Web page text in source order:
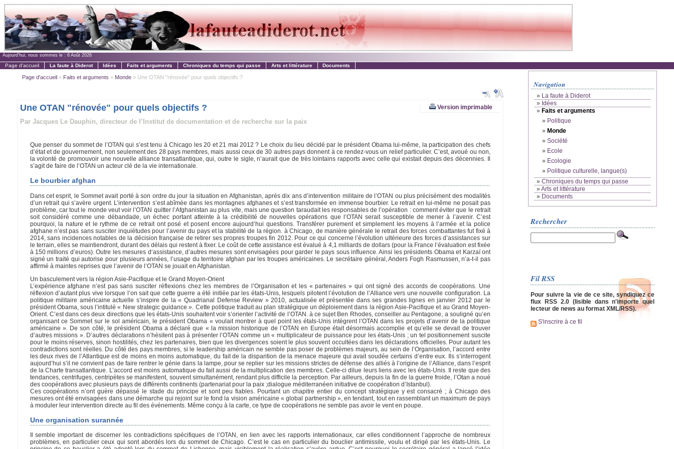
Aujourd'hui, nous sommes le : 6 Août 2026
Page d'accueil La faute à Diderot Idées Faits et arguments Chroniques du temps qui passe Arts et littérature Documents
Page d'accueil» Faits et arguments » Monde» Une OTAN "rénovée" pour quels objectifs ?
Version imprimable
Une OTAN "rénovée" pour quels objectifs ?
Par Jacques Le Dauphin, directeur de l’Institut de documentation et de recherche sur la paix
Que penser du sommet de l’OTAN qui s’est tenu à Chicago les 20 et 21 mai 2012 ? Le choix du lieu décidé par le président Obama lui-même, la participation des chefs
d’état et de gouvernement, non seulement des 28 pays membres, mais aussi ceux de 30 autres pays donnent à ce rendez-vous un relief particulier. C’est, avoué ou non,
la volonté de promouvoir une nouvelle alliance transatlantique, qui, outre le sigle, n’aurait que de très lointains rapports avec celle qui existait depuis des décennies. Il
s’agit de faire de l’OTAN un acteur clé de la vie internationale.
Le bourbier afghan
Dans cet esprit, le Sommet avait porté à son ordre du jour la situation en Afghanistan, après dix ans d’intervention militaire de l’OTAN ou plus précisément des modalités
d’un retrait qui s’avère urgent. L’intervention s’est abîmée dans les montagnes afghanes et s’est transformée en immense bourbier. Le retrait en lui-même ne posait pas
problème, car tout le monde veut voir l’OTAN quitter l’Afghanistan au plus vite, mais une question taraudait les responsables de l’opération : comment éviter que le retrait
soit considéré comme une débandade, un échec portant atteinte à la crédibilité de nouvelles opérations que l’OTAN serait susceptible de mener à l’avenir. C’est
pourquoi, la nature et le rythme de ce retrait ont posé et posent encore aujourd’hui questions. Transférer purement et simplement les moyens à l’armée et la police
afghane n’est pas sans susciter inquiétudes pour l’avenir du pays et la stabilité de la région. à Chicago, de manière générale le retrait des forces combattantes fut fixé à
2014, sans incidences notables de la décision française de retirer ses propres troupes fin 2012. Pour ce qui concerne l’évolution ultérieure des forces d’assistances sur
le terrain, elles se maintiendront, durant des délais qui restent à fixer. Le coût de cette assistance est évalué à 4,1 milliards de dollars (pour la France l’évaluation est fixée
à 150 millions d’euros). Outre les mesures d‘assistance, d’autres mesures sont envisagées pour garder le pays sous influence. Ainsi les présidents Obama et Karzaï ont
signé un traité qui autorise pour plusieurs années, l’usage du territoire afghan par les troupes américaines. Le secrétaire général, Anders Fogh Rasmussen, n’a-t-il pas
affirmé à maintes reprises que l’avenir de l’OTAN se jouait en Afghanistan.
Un basculement vers la région Asie-Pacifique et le Grand Moyen-Orient
L’expérience afghane n’est pas sans susciter réflexions chez les membres de l’Organisation et les « partenaires » qui ont signé des accords de coopérations. Une
réflexion d’autant plus vive lorsque l’on sait que cette guerre a été initiée par les états-Unis, lesquels pilotent l’évolution de l’Alliance vers une nouvelle configuration. La
politique militaire américaine actuelle s’inspire de la « Quadrianal Defense Review » 2010, actualisée et présentée dans ses grandes lignes en janvier 2012 par le
président Obama, sous l’intitulé « New strategic guidance ». Cette politique traduit au plan stratégique un déploiement dans la région Asie-Pacifique et au Grand Moyen-
Orient. C’est dans ces deux directions que les états-Unis souhaitent voir s’orienter l’activité de l’OTAN. à ce sujet Ben Rhodes, conseiller au Pentagone, a souligné qu’en
organisant ce Sommet sur le sol américain, le président Obama « voulait montrer à quel point les états-Unis intègrent l’OTAN dans les projets d’avenir de la politique
américaine ». De son côté, le président Obama a déclaré que « la mission historique de l’OTAN en Europe était désormais accomplie et qu’elle se devait de trouver
d’autres missions ». D’autres déclarations n’hésitent pas à présenter l’OTAN comme un « multiplicateur de puissance pour les états-Unis ; un tel positionnement suscite
pour le moins réserves, sinon hostilités, chez les partenaires, bien que les divergences soient le plus souvent occultées dans les déclarations officielles. Pour autant les
contradictions sont réelles. Du côté des pays membres, si le leadership américain ne semble pas poser de problèmes majeurs, au sein de l’Organisation, l’accord entre
les deux rives de l’Atlantique est de moins en moins automatique, du fait de la disparition de la menace majeure qui avait soudée certains d’entre eux. Ils s’interrogent
aujourd’hui s’il ne convient pas de faire rentrer le génie dans la lampe, pour se replier sur les missions strictes de défense des alliés à l’origine de l’Alliance, dans l’esprit
de la Charte transatlantique. L’accord est moins automatique du fait aussi de la multiplication des membres. Celle-ci dilue leurs liens avec les états-Unis. Il reste que des
tendances, centrifuges, centripètes se manifestent, souvent simultanément, rendant plus difficile la perception. Par ailleurs, depuis la fin de la guerre froide, l’Otan a noué
des coopérations avec plusieurs pays de différents continents (partenariat pour la paix ;dialogue méditerranéen initiative de coopération d’Istanbul).
Ces coopérations n’ont guère dépassé le stade du principe et sont peu fiables. Pourtant un chapitre entier du concept stratégique y est consacré ; à Chicago des
mesures ont été envisagées dans une démarche qui rejoint sur le fond la vision américaine « global partnership », en tendant, tout en rassemblant un maximum de pays
à moduler leur intervention directe au fil des événements. Même conçu à la carte, ce type de coopérations ne semble pas avoir le vent en poupe.
Une organisation surannée
Il semble important de discerner les contradictions spécifiques de l’OTAN, en lien avec les rapports internationaux, car elles conditionnent l’approche de nombreux
problèmes, en particulier ceux qui sont abordés lors du sommet de Chicago. C’est le cas en particulier du bouclier antimissile, voulu et dirigé par les états-Unis. Le
Navigation
» La faute à Diderot
» Idées
» Faits et arguments
» Politique
» Monde
» Société
» Ecole
» Ecologie
» Politique culturelle, langue(s)
» Chroniques du temps qui passe
»Arts et littérature
» Documents
Rechercher
Fil RSS
Pour suivre la vie de ce site, syndiquez ce
flux RSS 2.0 (lisible dans n'importe quel
lecteur de news au format XML/RSS).
S'inscrire à ce fil